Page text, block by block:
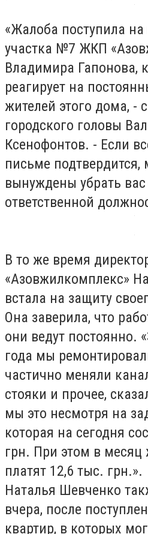
«Жалоба поступила
участка №7 ЖКП
Владимира Гапонова,
реагирует на
жителей этого дома, -
городского головы
Ксенофонтов. - Если
письме
вынуждены убрать вас
ответственной
В то же время
«Азовжилкомплекс»
встала на защиту
Она заверила, что
они ведут постоянно.
года мы
частично меняли
стояки и прочее,
мы это несмотря на
которая на сегодня
грн. При этом в месяц
платят 12,6 тыс. грн.».
Наталья Шевченко
вчера, после
квартир, в которых